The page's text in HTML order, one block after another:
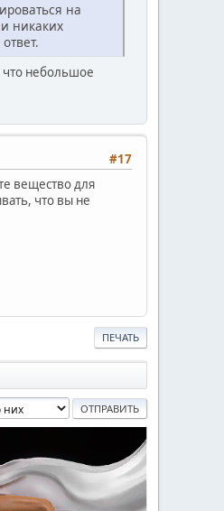
на
никаких
что небольшое
#17
вещество для
что вы не
ПЕЧАТЬ